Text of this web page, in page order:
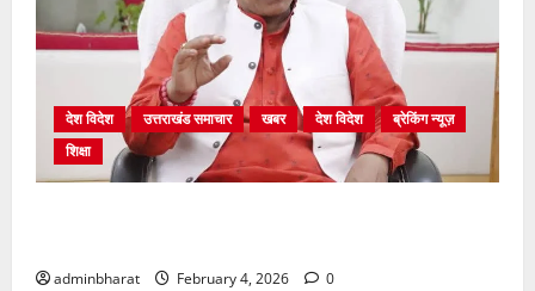
देश विदेश उत्तराखंड समाचार खबर देश विदेश
ब्रेकिंग न्यूज़
शिक्षा
adminbharat February 4, 2026 0